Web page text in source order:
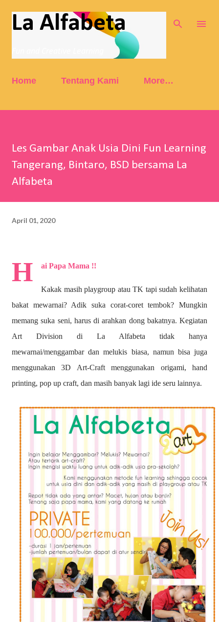
Skip to main content
La Alfabeta
Home Tentang Kami More…
Les Gambar Anak Usia Dini Fun Learning
Tangerang, Bintaro, BSD bersama La
Alfabeta
April 01, 2020
H ai Papa Mama !!
Kakak masih playgroup atau TK tapi sudah kelihatan
bakat mewarnai? Adik suka corat-coret tembok? Mungkin
memang suka seni, harus di arahkan dong bakatnya. Kegiatan
Art Division di La Alfabeta tidak hanya
mewarnai/menggambar dan melukis biasa, namun bisa juga
menggunakan 3D Art-Craft menggunakan origami, hand
printing, pop up craft, dan masih banyak lagi ide seru lainnya.